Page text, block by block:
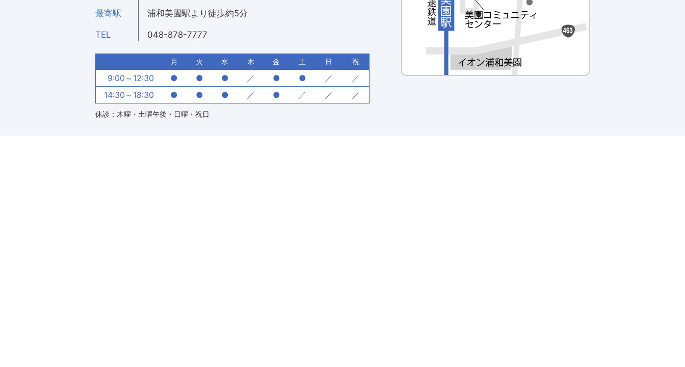
最寄駅 浦和美園駅より徒歩約5分
TEL 048-878-7777
月 火 水 木 金 土 日 祝
9:00 ～ 12:30 ● ● ● ／ ● ● ／
／
14:30 ～ 18:30 ● ● ● ／ ● ／ ／ ／
休診：木曜・土曜午後・日曜・祝日